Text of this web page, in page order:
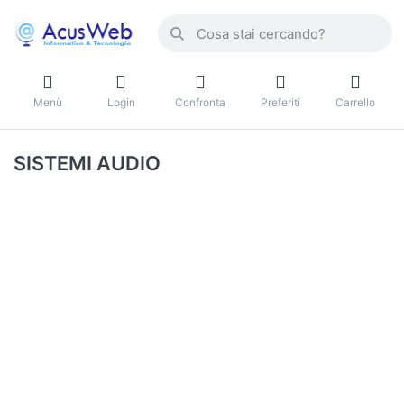
Menù Login Confronta Preferiti Carrello
SISTEMI AUDIO